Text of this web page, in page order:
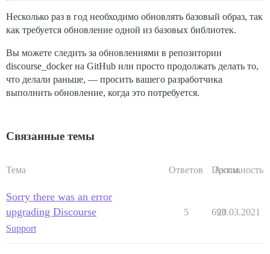
Несколько раз в год необходимо обновлять базовый образ, так
как требуется обновление одной из базовых библиотек.
Вы можете следить за обновлениями в репозитории
discourse_docker на GitHub или просто продолжать делать то,
что делали раньше, — просить вашего разработчика
выполнить обновление, когда это потребуется.
Связанные темы
Тема Ответов Просм.
Активность
Sorry there was an error
upgrading Discourse
Support
5 693
20.03.2021